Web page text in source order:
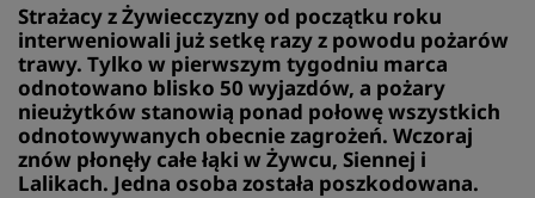
Strażacy z Żywiecczyzny od początku roku
interweniowali już setkę razy z powodu pożarów
trawy. Tylko w pierwszym tygodniu marca
odnotowano blisko 50 wyjazdów, a pożary
nieużytków stanowią ponad połowę wszystkich
odnotowywanych obecnie zagrożeń. Wczoraj
znów płonęły całe łąki w Żywcu, Siennej i
Lalikach. Jedna osoba została poszkodowana.